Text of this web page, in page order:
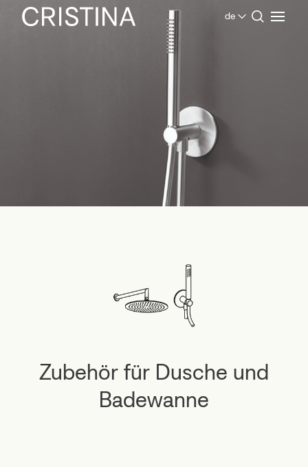
de
Zubehör für Dusche und
Badewanne
Zubehör für Dusche und Badewanne